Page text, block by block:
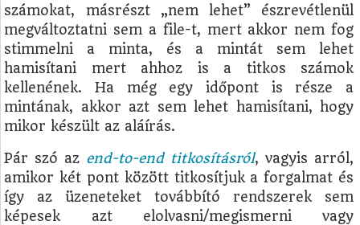
számokat, másrészt „nem lehet” észrevétlenül
megváltoztatni sem a file-t, mert akkor nem fog
stimmelni a minta, és a mintát sem lehet
hamisítani mert ahhoz is a titkos számok
kellenének. Ha még egy időpont is része a
mintának, akkor azt sem lehet hamisítani, hogy
mikor készült az aláírás.
Pár szó az end-to-end titkosításról, vagyis arról,
amikor két pont között titkosítjuk a forgalmat és
így az üzeneteket továbbító rendszerek sem
képesek azt elolvasni/megismerni vagy